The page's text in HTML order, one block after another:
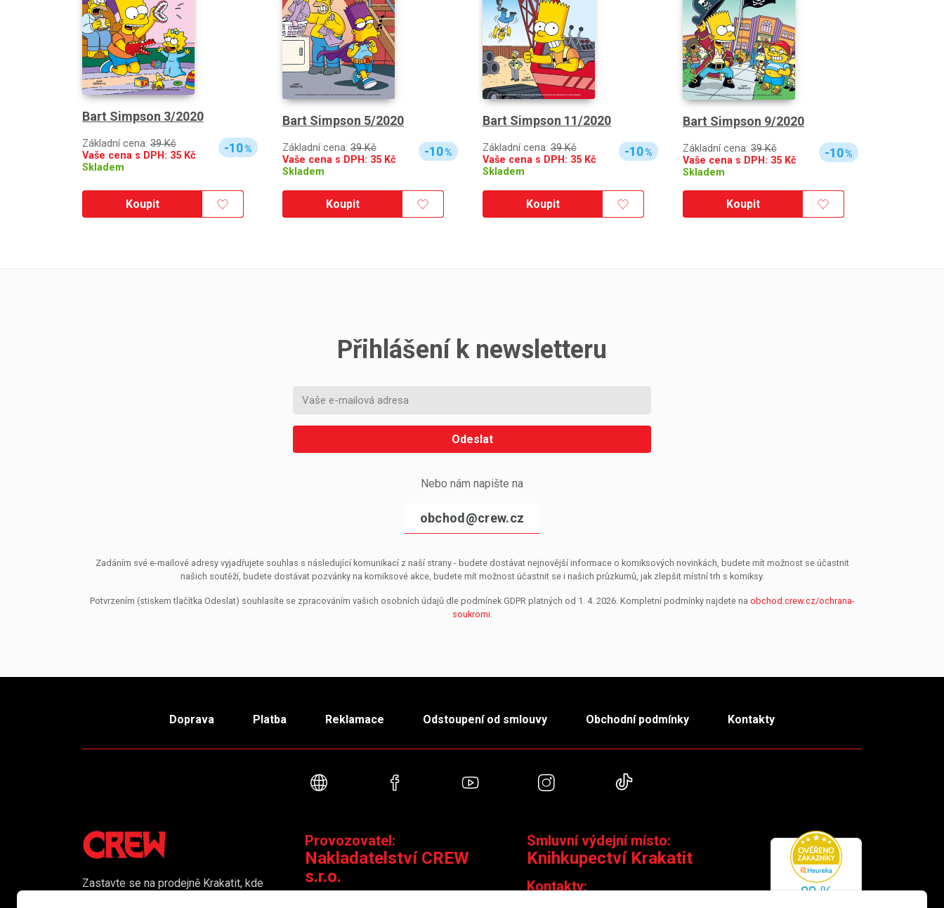
Bart Simpson 3/2020
Základní cena: 39 Kč
Vaše cena s DPH: 35 Kč
Skladem
-10%
Koupit
Bart Simpson 5/2020
Základní cena: 39 Kč
Vaše cena s DPH: 35 Kč
Skladem
-10%
Koupit
Bart Simpson 11/2020
Základní cena: 39 Kč
Vaše cena s DPH: 35 Kč
Skladem
-10%
Koupit
Bart Simpson 9/2020
Základní cena: 39 Kč
Vaše cena s DPH: 35 Kč
Skladem
-10%
Koupit
Přihlášení k newsletteru
Odeslat
Nebo nám napište na
obchod@crew.cz
Zadáním své e-mailové adresy vyjadřujete souhlas s následující komunikací z naší strany - budete dostávat nejnovější informace o komiksových novinkách, budete mít možnost se účastnit
našich soutěží, budete dostávat pozvánky na komiksové akce, budete mít možnost účastnit se i našich průzkumů, jak zlepšit místní trh s komiksy.
Potvrzením (stiskem tlačítka Odeslat) souhlasíte se zpracováním vašich osobních údajů dle podmínek GDPR platných od 1. 4. 2026. Kompletní podmínky najdete na obchod.crew.cz/ochrana-
soukromi.
Doprava Platba Reklamace Odstoupení od smlouvy Obchodní podmínky Kontakty
Webové stránkyFacebookYouTube Instagram
Zastavte se na prodejně Krakatit, kde
Provozovatel:
Nakladatelství CREW
s.r.o.
Smluvní výdejní místo:
Knihkupectví Krakatit
Kontakty: